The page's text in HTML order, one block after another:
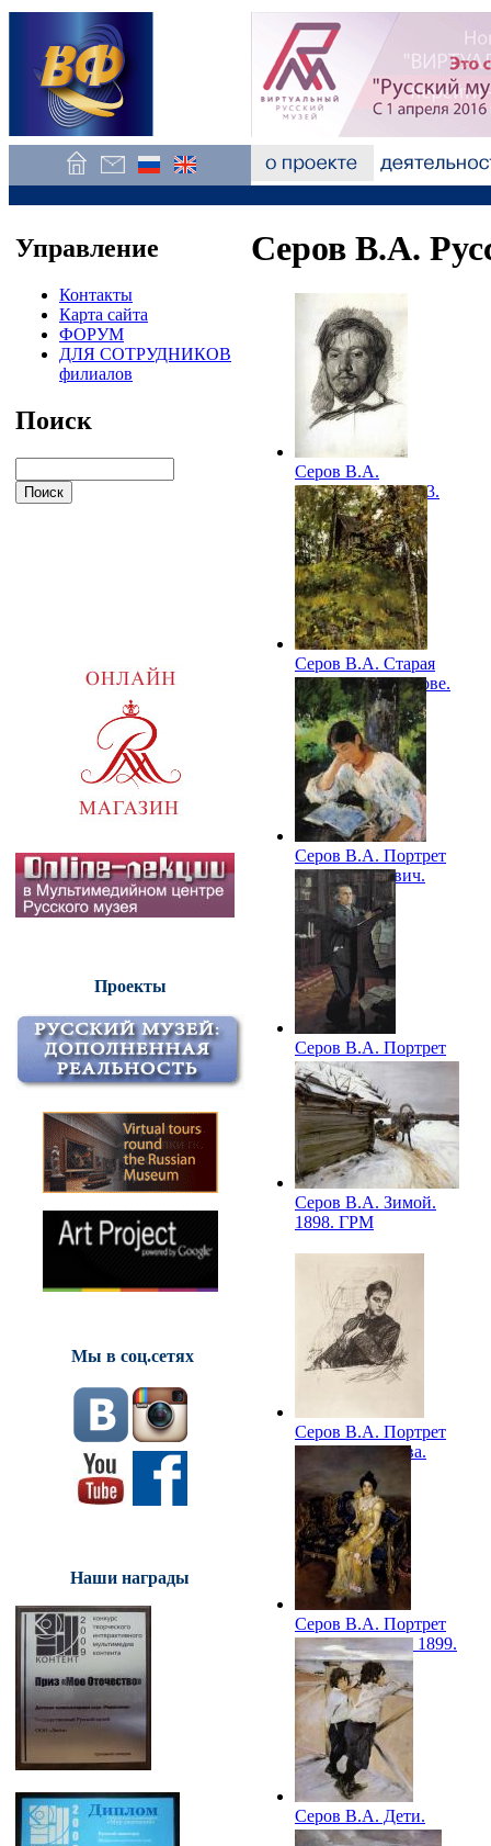
Управление
Контакты
Карта сайта
ФОРУМ
ДЛЯ СОТРУДНИКОВ
филиалов
Поиск
Проекты
Мы в соц.сетях
Наши награды
Серов В.А.
Серов В.А.
Автопортрет. 1883.
ГРМ
Серов В.А. Старая
баня в Домотканове.
1888. ГРМ
Серов В.А. Портрет
А.Я. Симонович.
1889. ГРМ
Серов В.А. Портрет
А.Н.Серова. 1889.
ГРМ
Серов В.А. Зимой.
1898. ГРМ
Серов В.А. Портрет
Д.В.Философова.
1899. ГРМ
Серов В.А. Портрет
С.М. Боткиной. 1899.
ГРМ
Серов В.А. Дети.
1899. ГРМ